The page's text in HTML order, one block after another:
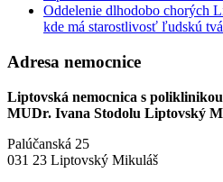
Oddelenie dlhodobo chorých
kde má starostlivosť ľudskú
Adresa nemocnice
Liptovská nemocnica s poliklinikou
MUDr. Ivana Stodolu Liptovský
Palúčanská 25
031 23 Liptovský Mikuláš